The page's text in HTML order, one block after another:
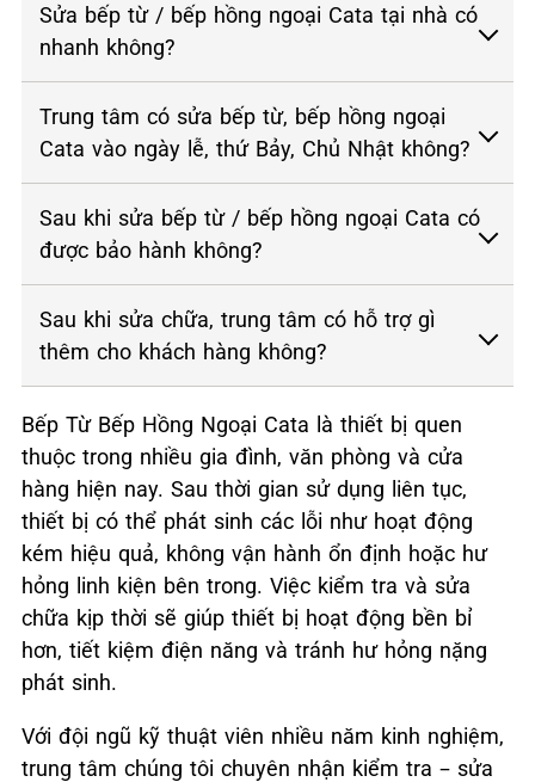
Sửa bếp từ / bếp hồng ngoại Cata tại nhà có
nhanh không?
Trung tâm có sửa bếp từ, bếp hồng ngoại
Cata vào ngày lễ, thứ Bảy, Chủ Nhật không?
Sau khi sửa bếp từ / bếp hồng ngoại Cata có
được bảo hành không?
Sau khi sửa chữa, trung tâm có hỗ trợ gì
thêm cho khách hàng không?
Bếp Từ Bếp Hồng Ngoại Cata là thiết bị quen
thuộc trong nhiều gia đình, văn phòng và cửa
hàng hiện nay. Sau thời gian sử dụng liên tục,
thiết bị có thể phát sinh các lỗi như hoạt động
kém hiệu quả, không vận hành ổn định hoặc hư
hỏng linh kiện bên trong. Việc kiểm tra và sửa
chữa kịp thời sẽ giúp thiết bị hoạt động bền bỉ
hơn, tiết kiệm điện năng và tránh hư hỏng nặng
phát sinh.
Với đội ngũ kỹ thuật viên nhiều năm kinh nghiệm,
trung tâm chúng tôi chuyên nhận kiểm tra – sửa